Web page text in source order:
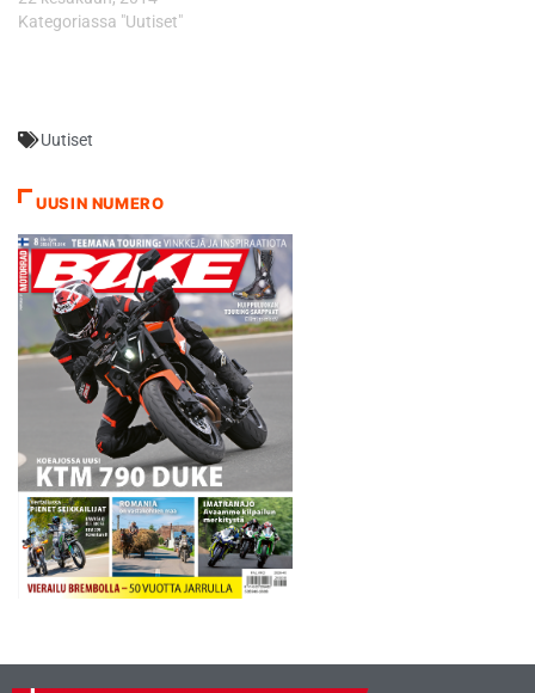
Kawasakillaan ensimmäisen
Marco Melandri päätyi
sekuntia Bazin takana.
Jälkimmäinen erä ei tuonut
tahtiin muutosta. Sykes
jatkoi kapellimestarina
Bazin…
Kategoriassa "Uutiset"
Uutiset
UUSIN NUMERO